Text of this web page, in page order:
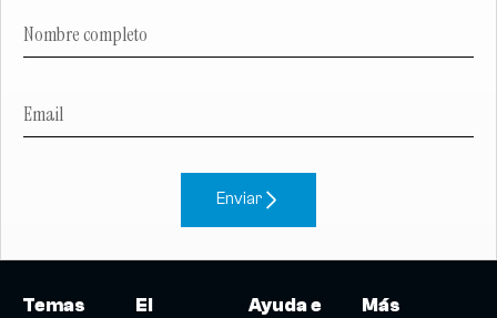
Enviar
Temas El Ayuda e Más